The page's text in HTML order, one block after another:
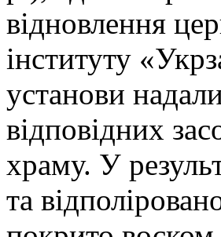
відновлення
інституту
установи
відповідних
храму. У
та